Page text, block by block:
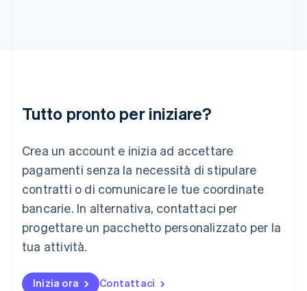
Tutto pronto per iniziare?
Crea un account e inizia ad accettare
pagamenti senza la necessità di stipulare
contratti o di comunicare le tue coordinate
bancarie. In alternativa, contattaci per
progettare un pacchetto personalizzato per la
tua attività.
Inizia ora Contattaci
English
FrançaisDeutschEnglish
English简体中文
Malta
English
Messico
Español English
Norvegia
Nuova Zelanda
English